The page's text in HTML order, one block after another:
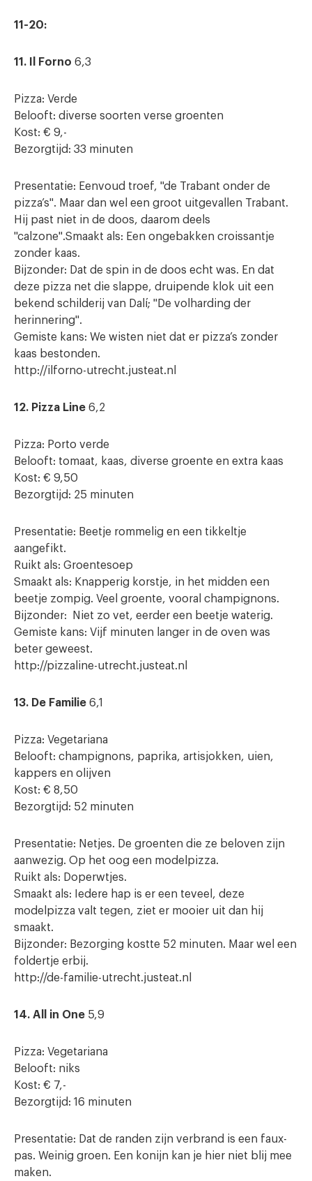
11-20:
11. Il Forno 6,3
Pizza: Verde
Belooft: diverse soorten verse groenten
Kost: € 9,-
Bezorgtijd: 33 minuten
Presentatie: Eenvoud troef, "de Trabant onder de
pizza’s". Maar dan wel een groot uitgevallen Trabant.
Hij past niet in de doos, daarom deels
"calzone".Smaakt als: Een ongebakken croissantje
zonder kaas.
Bijzonder: Dat de spin in de doos echt was. En dat
deze pizza net die slappe, druipende klok uit een
bekend schilderij van Dalí; "De volharding der
herinnering".
Gemiste kans: We wisten niet dat er pizza’s zonder
kaas bestonden.
http://ilforno-utrecht.justeat.nl
12. Pizza Line 6,2
Pizza: Porto verde
Belooft: tomaat, kaas, diverse groente en extra kaas
Kost: € 9,50
Bezorgtijd: 25 minuten
Presentatie: Beetje rommelig en een tikkeltje
aangefikt.
Ruikt als: Groentesoep
Smaakt als: Knapperig korstje, in het midden een
beetje zompig. Veel groente, vooral champignons.
Bijzonder: Niet zo vet, eerder een beetje waterig.
Gemiste kans: Vijf minuten langer in de oven was
beter geweest.
http://pizzaline-utrecht.justeat.nl
13. De Familie 6,1
Pizza: Vegetariana
Belooft: champignons, paprika, artisjokken, uien,
kappers en olijven
Kost: € 8,50
Bezorgtijd: 52 minuten
Presentatie: Netjes. De groenten die ze beloven zijn
aanwezig. Op het oog een modelpizza.
Ruikt als: Doperwtjes.
Smaakt als: Iedere hap is er een teveel, deze
modelpizza valt tegen, ziet er mooier uit dan hij
smaakt.
Bijzonder: Bezorging kostte 52 minuten. Maar wel een
foldertje erbij.
http://de-familie-utrecht.justeat.nl
14. All in One 5,9
Pizza: Vegetariana
Belooft: niks
Kost: € 7,-
Bezorgtijd: 16 minuten
Presentatie: Dat de randen zijn verbrand is een faux-
pas. Weinig groen. Een konijn kan je hier niet blij mee
maken.